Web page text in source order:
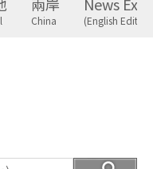
China (English